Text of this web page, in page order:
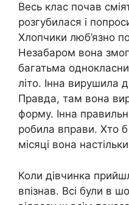
Весь клас почав
розгубилася і
Хлопчики люб’язно
Незабаром вона
багатьма
літо. Інна вирушила
Правда, там вона
форму. Інна
робила вправи. Хто
місяці вона
Коли дівчинка
впізнав. Всі були в